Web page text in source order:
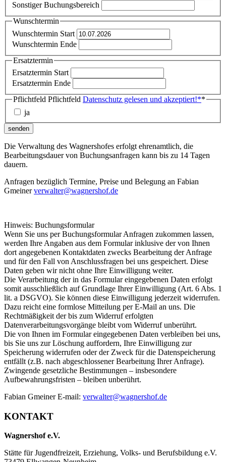
Sonstiger Buchungsbereich
Wunschtermin
Wunschtermin Start
Wunschtermin Ende
Ersatztermin
Ersatztermin Start
Ersatztermin Ende
Pflichtfeld Pflichtfeld Datenschutz gelesen und akzeptiert!**
ja
senden
Die Verwaltung des Wagnershofes erfolgt ehrenamtlich, die
Bearbeitungsdauer von Buchungsanfragen kann bis zu 14 Tagen
dauern.
Anfragen bezüglich Termine, Preise und Belegung an Fabian
Gmeinerverwalter@wagnershof.de
Hinweis: Buchungsformular
Wenn Sie uns per Buchungsformular Anfragen zukommen lassen,
werden Ihre Angaben aus dem Formular inklusive der von Ihnen
dort angegebenen Kontaktdaten zwecks Bearbeitung der Anfrage
und für den Fall von Anschlussfragen bei uns gespeichert. Diese
Daten geben wir nicht ohne Ihre Einwilligung weiter.
Die Verarbeitung der in das Formular eingegebenen Daten erfolgt
somit ausschließlich auf Grundlage Ihrer Einwilligung (Art. 6 Abs. 1
lit. a DSGVO). Sie können diese Einwilligung jederzeit widerrufen.
Dazu reicht eine formlose Mitteilung per E-Mail an uns. Die
Rechtmäßigkeit der bis zum Widerruf erfolgten
Datenverarbeitungsvorgänge bleibt vom Widerruf unberührt.
Die von Ihnen im Formular eingegebenen Daten verbleiben bei uns,
bis Sie uns zur Löschung auffordern, Ihre Einwilligung zur
Speicherung widerrufen oder der Zweck für die Datenspeicherung
entfällt (z.B. nach abgeschlossener Bearbeitung Ihrer Anfrage).
Zwingende gesetzliche Bestimmungen – insbesondere
Aufbewahrungsfristen – bleiben unberührt.
Fabian Gmeiner E-mail: verwalter@wagnershof.de
KONTAKT
Wagnershof e.V.
Stätte für Jugendfreizeit, Erziehung, Volks- und Berufsbildung e.V.